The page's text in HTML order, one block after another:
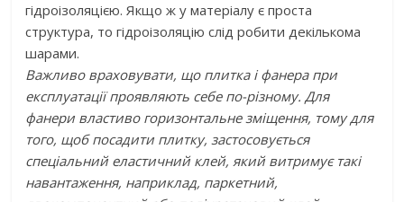
гідроізоляцією. Якщо ж у матеріалу є проста
структура, то гідроізоляцію слід робити декількома
шарами.
Важливо враховувати, що плитка і фанера при
експлуатації проявляють себе по-різному. Для
фанери властиво горизонтальне зміщення, тому для
того, щоб посадити плитку, застосовується
спеціальний еластичний клей, який витримує такі
навантаження, наприклад, паркетний,